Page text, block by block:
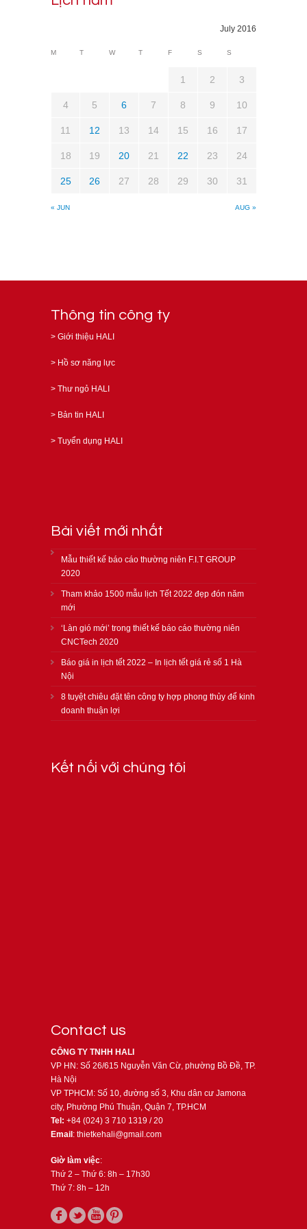
July 2016
M T W T F S S
« JUN AUG »
1 2 3
4 5 6 7 8 9 10
11 12 13 14 15 16 17
18 19 20 21 22 23 24
25 26 27 28 29 30 31
Thông tin công ty
> Giới thiệu HALI
> Hồ sơ năng lực
> Thư ngỏ HALI
> Bản tin HALI
> Tuyển dụng HALI
Bài viết mới nhất
Mẫu thiết kế báo cáo thường niên F.I.T GROUP
2020
Tham khảo 1500 mẫu lịch Tết 2022 đẹp đón năm
mới
‘Làn gió mới’ trong thiết kế báo cáo thường niên
CNCTech 2020
Báo giá in lịch tết 2022 – In lịch tết giá rẻ số 1 Hà
Nội
8 tuyệt chiêu đặt tên công ty hợp phong thủy để kinh
doanh thuận lợi
Kết nối với chúng tôi
Contact us
CÔNG TY TNHH HALI
VP HN: Số 26/615 Nguyễn Văn Cừ, phường Bồ Đề, TP.
Hà Nội
VP TPHCM: Số 10, đường số 3, Khu dân cư Jamona
city, Phường Phú Thuận, Quận 7, TP.HCM
Tel: +84 (024) 3 710 1319 / 20
Email: thietkehali@gmail.com
Giờ làm việc:
Thứ 2 – Thứ 6: 8h – 17h30
Thứ 7: 8h – 12h